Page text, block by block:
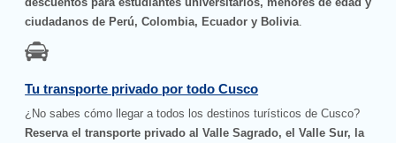
ciudadanos de Perú, Colombia, Ecuador y Bolivia
Tu transporte privado por todo Cusco
¿No sabes cómo llegar a todos los destinos turísticos de Cusco?
Reserva el transporte privado al Valle Sagrado, el Valle Sur, la